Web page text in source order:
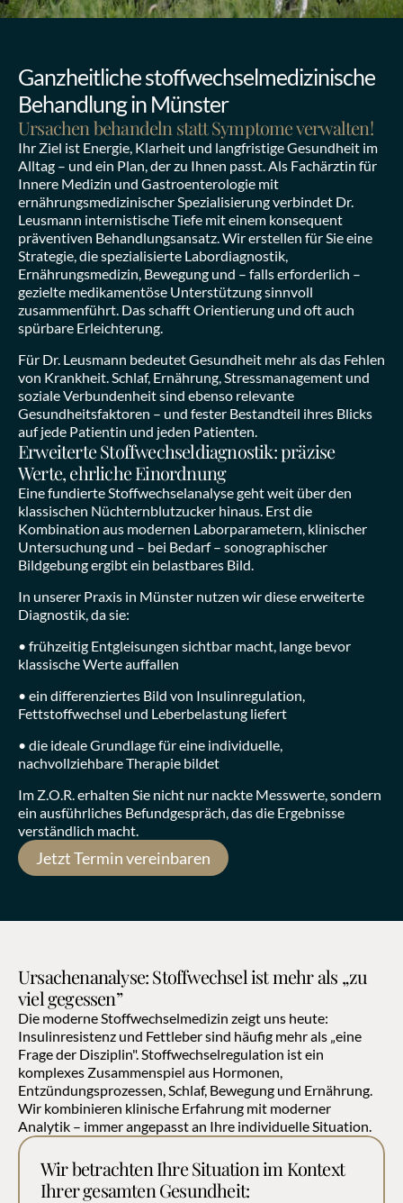
Ganzheitliche stoffwechselmedizinische
Behandlung in Münster
Ursachen behandeln statt Symptome verwalten!
Ihr Ziel ist Energie, Klarheit und langfristige Gesundheit im
Alltag – und ein Plan, der zu Ihnen passt. Als Fachärztin für
Innere Medizin und Gastroenterologie mit
ernährungsmedizinischer Spezialisierung verbindet Dr.
Leusmann internistische Tiefe mit einem konsequent
präventiven Behandlungsansatz. Wir erstellen für Sie eine
Strategie, die spezialisierte Labordiagnostik,
Ernährungsmedizin, Bewegung und – falls erforderlich –
gezielte medikamentöse Unterstützung sinnvoll
zusammenführt. Das schafft Orientierung und oft auch
spürbare Erleichterung.
Für Dr. Leusmann bedeutet Gesundheit mehr als das Fehlen
von Krankheit. Schlaf, Ernährung, Stressmanagement und
soziale Verbundenheit sind ebenso relevante
Gesundheitsfaktoren – und fester Bestandteil ihres Blicks
auf jede Patientin und jeden Patienten.
Erweiterte Stoffwechseldiagnostik: präzise
Werte, ehrliche Einordnung
Eine fundierte Stoffwechselanalyse geht weit über den
klassischen Nüchternblutzucker hinaus. Erst die
Kombination aus modernen Laborparametern, klinischer
Untersuchung und – bei Bedarf – sonographischer
Bildgebung ergibt ein belastbares Bild.
In unserer Praxis in Münster nutzen wir diese erweiterte
Diagnostik, da sie:
• frühzeitig Entgleisungen sichtbar macht, lange bevor
klassische Werte auffallen
• ein differenziertes Bild von Insulinregulation,
Fettstoffwechsel und Leberbelastung liefert
• die ideale Grundlage für eine individuelle,
nachvollziehbare Therapie bildet
Im Z.O.R. erhalten Sie nicht nur nackte Messwerte, sondern
ein ausführliches Befundgespräch, das die Ergebnisse
verständlich macht.
Jetzt Termin vereinbaren
Ursachenanalyse: Stoffwechsel ist mehr als „zu
viel gegessen”
Die moderne Stoffwechselmedizin zeigt uns heute:
Insulinresistenz und Fettleber sind häufig mehr als „eine
Frage der Disziplin". Stoffwechselregulation ist ein
komplexes Zusammenspiel aus Hormonen,
Entzündungsprozessen, Schlaf, Bewegung und Ernährung.
Wir kombinieren klinische Erfahrung mit moderner
Analytik – immer angepasst an Ihre individuelle Situation.
Wir betrachten Ihre Situation im Kontext
Ihrer gesamten Gesundheit: